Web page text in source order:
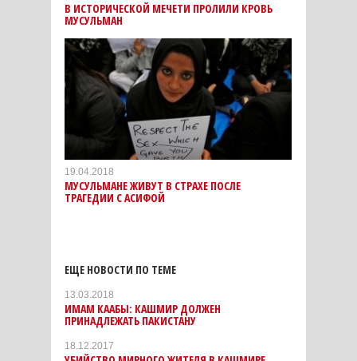
В ИСТОРИЧЕСКОЙ МЕЧЕТИ ПРОЛИЛИ КРОВЬ
МУСУЛЬМАН
19.04.2018
МУСУЛЬМАНЕ ЖИВУТ В СТРАХЕ ПОСЛЕ
ТРАГЕДИИ С АСИФОЙ
ЕЩЕ НОВОСТИ ПО ТЕМЕ
13.03.2018
ИМАМ КААБЫ: КАШМИР ДОЛЖЕН
ПРИНАДЛЕЖАТЬ ПАКИСТАНУ
18.12.2017